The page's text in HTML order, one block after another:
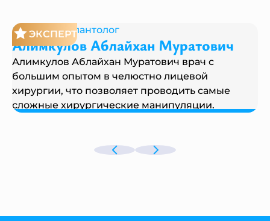
ЭКСПЕРТ
Хирург-имплантолог
Алимкулов Аблайхан Муратович
Алимкулов Аблайхан Муратович врач с
большим опытом в челюстно лицевой
хирургии, что позволяет проводить самые
сложные хирургические манипуляции.